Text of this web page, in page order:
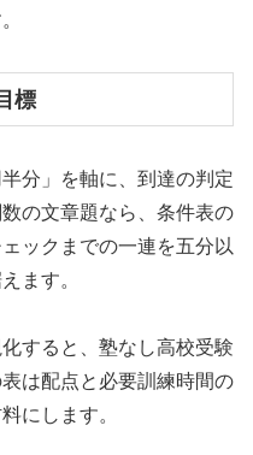
標
分」を軸に、到達の判定
の文章題なら、条件表の
ックまでの一連を五分以
ます。
すると、塾なし高校受験
は配点と必要訓練時間の
にします。